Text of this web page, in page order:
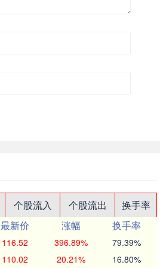
个股流入 个股流出
换手率
最新价 涨幅
换手率
116.52 396.89% 79.39%
110.02 20.21% 16.80%